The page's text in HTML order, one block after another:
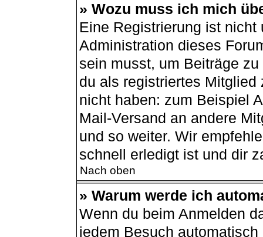
» Wozu muss ich mich
Eine Registrierung ist
Administration dieses
sein musst, um Beiträge
du als registriertes
nicht haben: zum Beispiel
Mail-Versand an andere
und so weiter. Wir
schnell erledigt ist und dir
Nach oben
» Warum werde ich
Wenn du beim Anmelden
jedem Besuch